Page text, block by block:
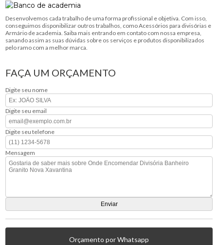
Desenvolvemos cada trabalho de uma forma profissional e objetiva. Com isso,
conseguimos disponibilizar outros trabalhos, como Acessórios para divisórias e
Armário de academia. Saiba mais entrando em contato com nossa empresa,
sanando assim as suas dúvidas sobre os serviços e produtos disponibilizados
pelo ramo com a melhor marca.
FAÇA UM ORÇAMENTO
Digite seu nome
Digite seu email
Digite seu telefone
Mensagem
Orçamento por Whatsapp